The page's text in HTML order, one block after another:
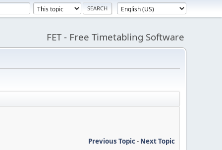
FET - Free Timetabling Software
Previous Topic- Next Topic